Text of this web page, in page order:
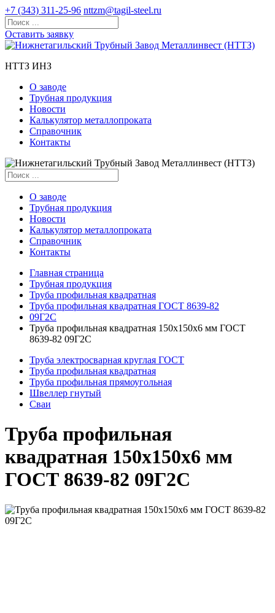
+7 (343) 311-25-96 nttzm@tagil-steel.ru
Оставить заявку
НТТЗ ИНЗ
О заводе
Трубная продукция
Новости
Калькулятор металлопроката
Справочник
Контакты
О заводе
Трубная продукция
Новости
Калькулятор металлопроката
Справочник
Контакты
Главная страница
Трубная продукция
Труба профильная квадратная
Труба профильная квадратная ГОСТ 8639-82
09Г2С
Труба профильная квадратная 150x150x6 мм ГОСТ
8639-82 09Г2С
Труба электросварная круглая ГОСТ
Труба профильная квадратная
Труба профильная прямоугольная
Швеллер гнутый
Сваи
Труба профильная
квадратная 150x150x6 мм
ГОСТ 8639-82 09Г2С